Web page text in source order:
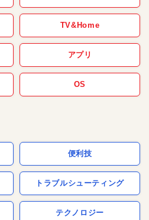
TV&Home
アプリ
OS
便利技
トラブルシューティング
テクノロジー